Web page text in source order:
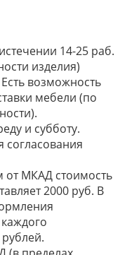
14-25 раб.
изделия)
возможность
мебели (по
и субботу.
согласования
от МКАД стоимость
2000 руб. В